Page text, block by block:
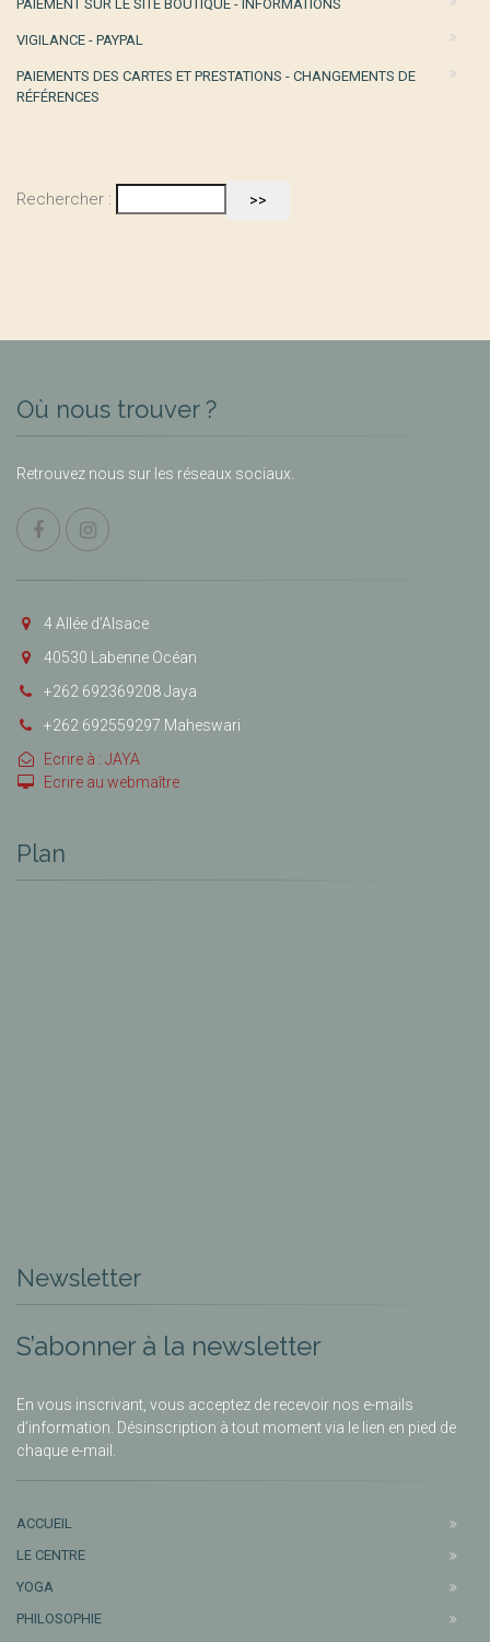
PAIEMENT SUR LE SITE BOUTIQUE - INFORMATIONS
VIGILANCE - PAYPAL
PAIEMENTS DES CARTES ET PRESTATIONS - CHANGEMENTS DE
RÉFÉRENCES
Rechercher :
Où nous trouver ?
Retrouvez nous sur les réseaux sociaux.
4 Allée d’Alsace
40530 Labenne Océan
+262 692369208 Jaya
+262 692559297 Maheswari
Ecrire à : JAYA
Ecrire au webmaître
Plan
Newsletter
S’abonner à la newsletter
En vous inscrivant, vous acceptez de recevoir nos e-mails
d’information. Désinscription à tout moment via le lien en pied de
chaque e-mail.
ACCUEIL
LE CENTRE
YOGA
PHILOSOPHIE